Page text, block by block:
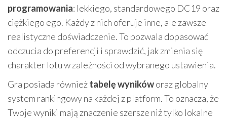
programowania: lekkiego, standardowego DC19 oraz
ciężkiego ego. Każdy z nich oferuje inne, ale zawsze
realistyczne doświadczenie. To pozwala dopasować
odczucia do preferencji i sprawdzić, jak zmienia się
charakter lotu w zależności od wybranego ustawienia.
Gra posiada równieżtabelę wynikóworaz globalny
system rankingowy na każdej z platform. To oznacza, że
Twoje wyniki mają znaczenie szersze niż tylko lokalne